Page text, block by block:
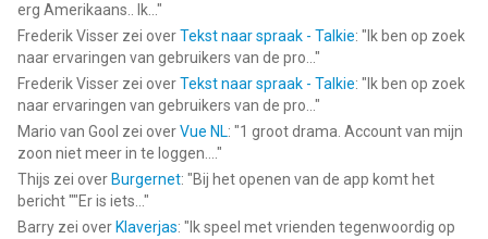
erg Amerikaans.. Ik... "
Frederik Visser zei overTekst naar spraak - Talkie: " Ik ben op zoek
naar ervaringen van gebruikers van de pro... "
Frederik Visser zei overTekst naar spraak - Talkie: " Ik ben op zoek
naar ervaringen van gebruikers van de pro... "
Mario van Gool zei overVue NL: "1 groot drama. Account van mijn
zoon niet meer in te loggen.... "
Thijs zei over Burgernet: "Bij het openen van de app komt het
bericht ""Er is iets... "
Barry zei over Klaverjas: " Ik speel met vrienden tegenwoordig op